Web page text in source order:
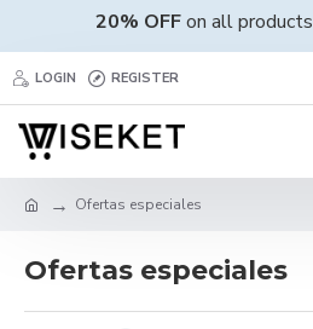
20% OFFon all products
LOGIN REGISTER
Ofertas especiales
Ofertas especiales